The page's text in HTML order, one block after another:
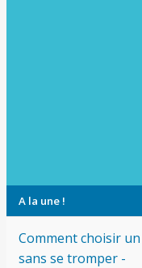
A la une !
Comment choisir
sans se tromper -